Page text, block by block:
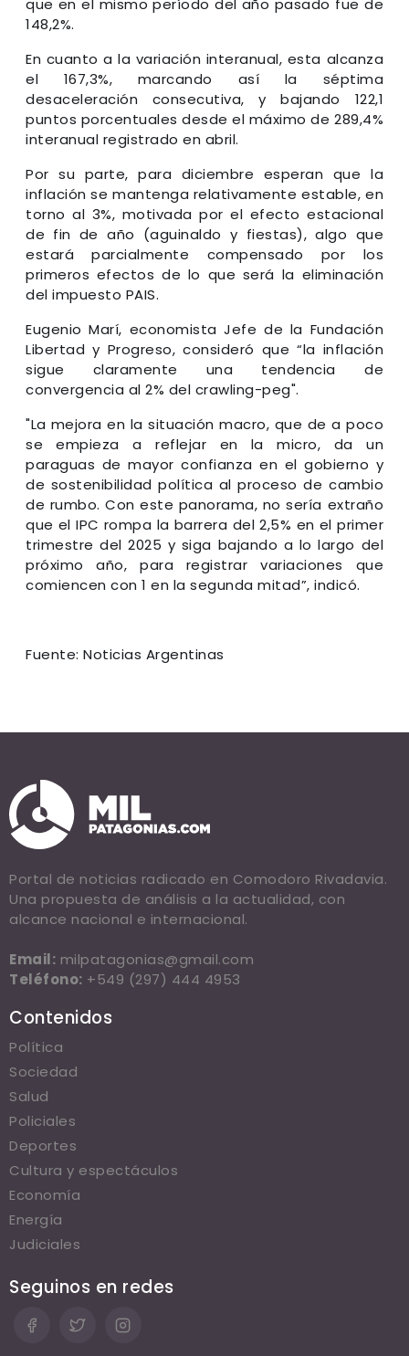
que en el mismo período del año pasado fue de
148,2%.
En cuanto a la variación interanual, esta alcanza
el 167,3%, marcando así la séptima
desaceleración consecutiva, y bajando 122,1
puntos porcentuales desde el máximo de 289,4%
interanual registrado en abril.
Por su parte, para diciembre esperan que la
inflación se mantenga relativamente estable, en
torno al 3%, motivada por el efecto estacional
de fin de año (aguinaldo y fiestas), algo que
estará parcialmente compensado por los
primeros efectos de lo que será la eliminación
del impuesto PAIS.
Eugenio Marí, economista Jefe de la Fundación
Libertad y Progreso, consideró que “la inflación
sigue claramente una tendencia de
convergencia al 2% del crawling-peg".
"La mejora en la situación macro, que de a poco
se empieza a reflejar en la micro, da un
paraguas de mayor confianza en el gobierno y
de sostenibilidad política al proceso de cambio
de rumbo. Con este panorama, no sería extraño
que el IPC rompa la barrera del 2,5% en el primer
trimestre del 2025 y siga bajando a lo largo del
próximo año, para registrar variaciones que
comiencen con 1 en la segunda mitad”, indicó.
Fuente: Noticias Argentinas
Portal de noticias radicado en Comodoro Rivadavia.
Una propuesta de análisis a la actualidad, con
alcance nacional e internacional.
Email: milpatagonias@gmail.com
Teléfono: +549 (297) 444 4953
Contenidos
Política
Sociedad
Salud
Policiales
Deportes
Cultura y espectáculos
Economía
Energía
Judiciales
Seguinos en redes